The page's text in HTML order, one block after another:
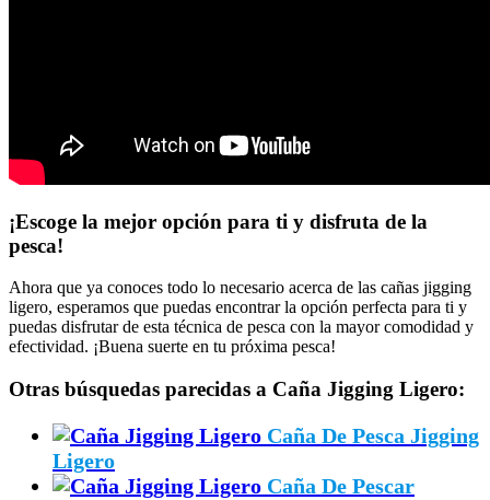
¡Escoge la mejor opción para ti y disfruta de la
pesca!
Ahora que ya conoces todo lo necesario acerca de las cañas jigging
ligero, esperamos que puedas encontrar la opción perfecta para ti y
puedas disfrutar de esta técnica de pesca con la mayor comodidad y
efectividad. ¡Buena suerte en tu próxima pesca!
Otras búsquedas parecidas a Caña Jigging Ligero:
Caña De Pesca Jigging
Ligero
Caña De Pescar